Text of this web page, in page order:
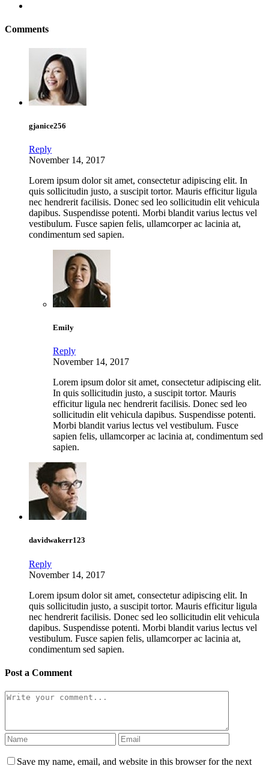
Comments
gjanice256
Reply
November 14, 2017
Lorem ipsum dolor sit amet, consectetur adipiscing elit. In
quis sollicitudin justo, a suscipit tortor. Mauris efficitur ligula
nec hendrerit facilisis. Donec sed leo sollicitudin elit vehicula
dapibus. Suspendisse potenti. Morbi blandit varius lectus vel
vestibulum. Fusce sapien felis, ullamcorper ac lacinia at,
condimentum sed sapien.
Emily
Reply
November 14, 2017
Lorem ipsum dolor sit amet, consectetur adipiscing elit.
In quis sollicitudin justo, a suscipit tortor. Mauris
efficitur ligula nec hendrerit facilisis. Donec sed leo
sollicitudin elit vehicula dapibus. Suspendisse potenti.
Morbi blandit varius lectus vel vestibulum. Fusce
sapien felis, ullamcorper ac lacinia at, condimentum sed
sapien.
davidwakerr123
Reply
November 14, 2017
Lorem ipsum dolor sit amet, consectetur adipiscing elit. In
quis sollicitudin justo, a suscipit tortor. Mauris efficitur ligula
nec hendrerit facilisis. Donec sed leo sollicitudin elit vehicula
dapibus. Suspendisse potenti. Morbi blandit varius lectus vel
vestibulum. Fusce sapien felis, ullamcorper ac lacinia at,
condimentum sed sapien.
Post a Comment
Save my name, email, and website in this browser for the next